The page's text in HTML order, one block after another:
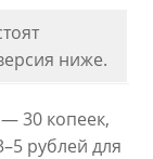
ниже.
30 копеек,
рублей для